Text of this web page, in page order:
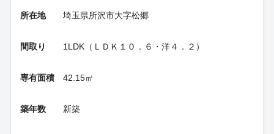
所在地 埼玉県所沢市大字松郷
間取り 1LDK（ＬＤＫ１０．６・洋４．２）
専有面積 42.15㎡
築年数 新築